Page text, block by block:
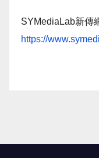
SYMediaLab新傳
https://